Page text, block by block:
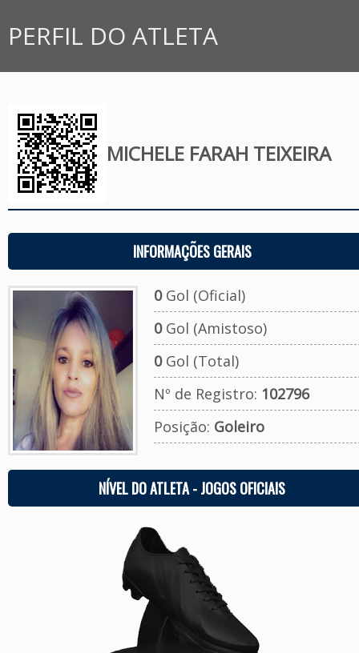
PERFIL DO ATLETA
MICHELE FARAH TEIXEIRA
INFORMAÇÕES GERAIS
0Gol (Oficial)
0Gol (Amistoso)
0Gol (Total)
Nº de Registro: 102796
Posição: Goleiro
NÍVEL DO ATLETA - JOGOS OFICIAIS